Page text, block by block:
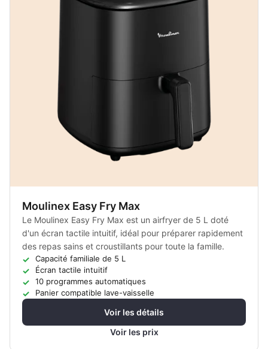
Moulinex Easy Fry Max
Le Moulinex Easy Fry Max est un airfryer de 5 L doté
d'un écran tactile intuitif, idéal pour préparer rapidement
des repas sains et croustillants pour toute la famille.
Capacité familiale de 5 L
Écran tactile intuitif
10 programmes automatiques
Panier compatible lave-vaisselle
Voir les détails
Voir les prix